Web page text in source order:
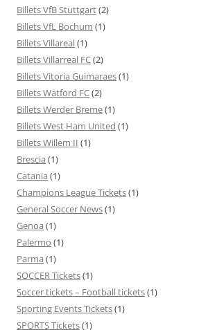
Billets VfB Stuttgart(2)
Billets VfL Bochum (1)
Billets Villareal(1)
Billets Villarreal FC(2)
Billets Vitoria Guimaraes(1)
Billets Watford FC(2)
Billets Werder Breme(1)
Billets West Ham United (1)
Billets Willem II (1)
Brescia (1)
Catania (1)
Champions League Tickets(1)
General Soccer News(1)
Genoa (1)
Palermo (1)
Parma (1)
SOCCER Tickets(1)
Soccer tickets – Football tickets(1)
Sporting Events Tickets(1)
SPORTS Tickets(1)